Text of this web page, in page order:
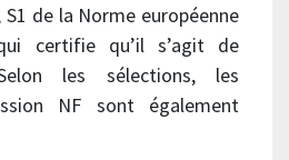
de la Norme européenne
certifie qu’il s’agit de
les sélections, les
NF sont également